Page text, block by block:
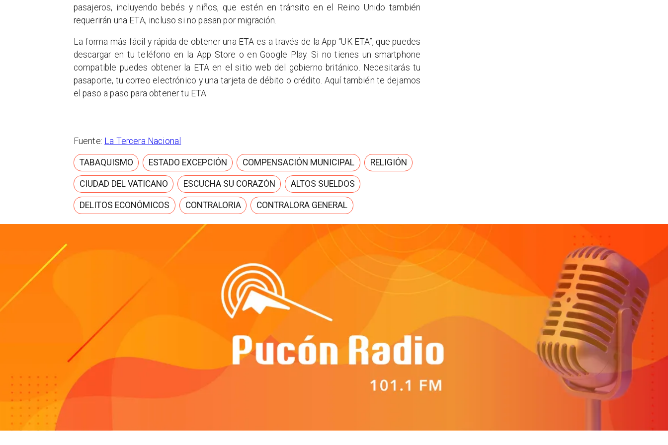
pasajeros, incluyendo bebés y niños, que estén en tránsito en el Reino Unido también
requerirán una ETA, incluso si no pasan por migración.
La forma más fácil y rápida de obtener una ETA es a través de la App “UK ETA”, que puedes
descargar en tu teléfono en la App Store o en Google Play. Si no tienes un smartphone
compatible puedes obtener la ETA en el sitio web del gobierno británico. Necesitarás tu
pasaporte, tu correo electrónico y una tarjeta de débito o crédito. Aquí también te dejamos
el paso a paso para obtener tu ETA:
Fuente: La Tercera Nacional
TABAQUISMO ESTADO EXCEPCIÓN COMPENSACIÓN MUNICIPAL RELIGIÓN
CIUDAD DEL VATICANO ESCUCHA SU CORAZÓN ALTOS SUELDOS
DELITOS ECONÓMICOS CONTRALORIA CONTRALORA GENERAL